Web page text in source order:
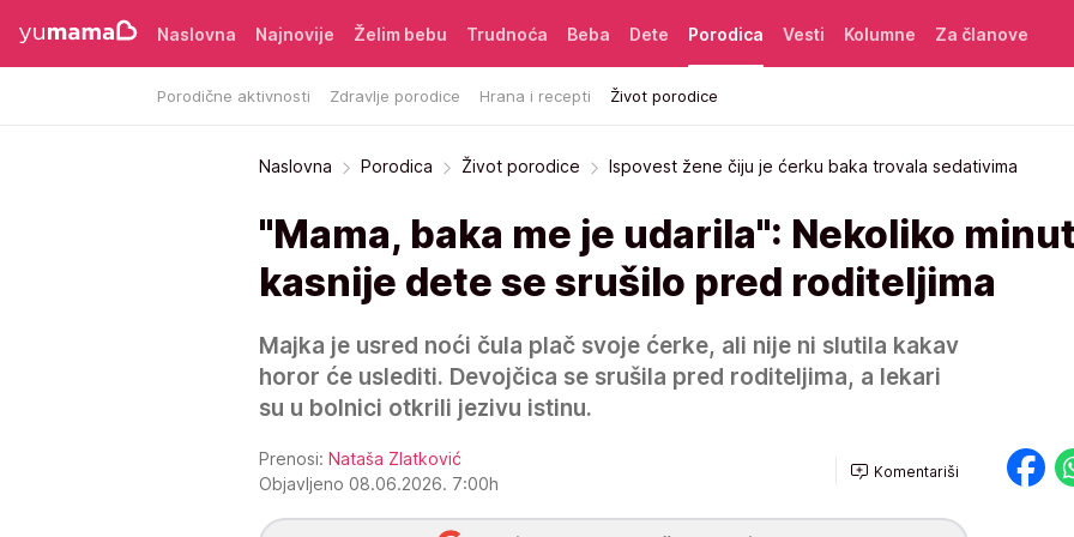
Naslovna Najnovije Želim bebu Trudnoća Beba Dete Porodica
Porodične aktivnosti Zdravlje porodice Hrana i recepti Život porodice
Vesti Kolumne Za članove
Naslovna Porodica Život porodice Ispovest žene čiju je ćerku baka trovala sedativima
"Mama, baka me je udarila": Nekoliko
kasnije dete se srušilo pred roditeljima
Majka je usred noći čula plač svoje ćerke, ali nije ni slutila kakav
horor će uslediti. Devojčica se srušila pred roditeljima, a lekari
su u bolnici otkrili jezivu istinu.
Prenosi: Nataša Zlatković
Objavljeno 08.06.2026. 7:00h
Komentariši